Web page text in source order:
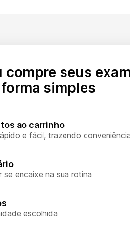
compre seus
simples
ao carrinho
e fácil, trazendo
se encaixe na sua rotina
escolhida